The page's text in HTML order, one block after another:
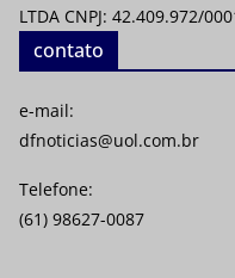
LTDA CNPJ: 42.409.972/
contato
e-mail:
dfnoticias@uol.com.br
Telefone:
(61) 98627-0087